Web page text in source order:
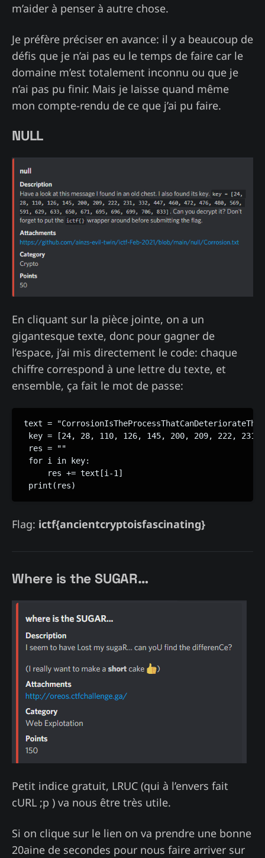
m’aider à penser à autre chose.
Je préfère préciser en avance: il y a beaucoup de
défis que je n’ai pas eu le temps de faire car le
domaine m’est totalement inconnu ou que je
n’ai pas pu finir. Mais je laisse quand même
mon compte-rendu de ce que j’ai pu faire.
NULL
En cliquant sur la pièce jointe, on a un
gigantesque texte, donc pour gagner de
l’espace, j’ai mis directement le code: chaque
chiffre correspond à une lettre du texte, et
ensemble, ça fait le mot de passe:
text =
key = [24, 28, 110, 126, 145, 200, 209, 222,
res = ""
for i in key:
     res += text[i-1]
print(res)
Flag: ictf{ancientcryptoisfascinating}
Where is the SUGAR…
Petit indice gratuit, LRUC (qui à l’envers fait
cURL ;p ) va nous être très utile.
Si on clique sur le lien on va prendre une bonne
20aine de secondes pour nous faire arriver sur